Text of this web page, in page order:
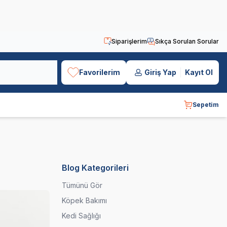
Siparişlerim Sıkça Sorulan Sorular
Favorilerim Giriş Yap Kayıt Ol
Sepetim
Blog Kategorileri
Tümünü Gör
Köpek Bakımı
Kedi Sağlığı